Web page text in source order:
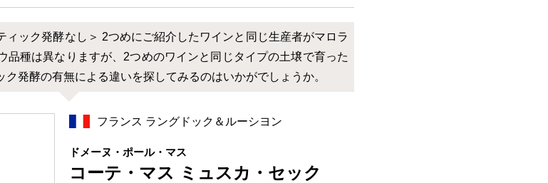
ィック発酵なし＞ 2つめにご紹介したワインと同じ生産者がマロラ
品種は異なりますが、2つめのワインと同じタイプの土壌で育った
発酵の有無による違いを探してみるのはいかがでしょうか。
フランス ラングドック＆ルーシヨン
ドメーヌ・ポール・マス
コーテ・マス ミュスカ・セック